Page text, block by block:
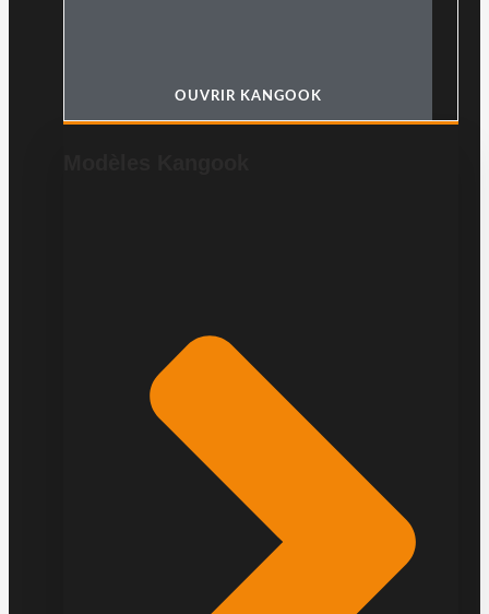
OUVRIR KANGOOK